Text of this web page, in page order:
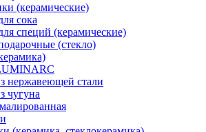
(керамические)
сока
специй (керамические)
(стекло)
нержавеющей стали
чугуна